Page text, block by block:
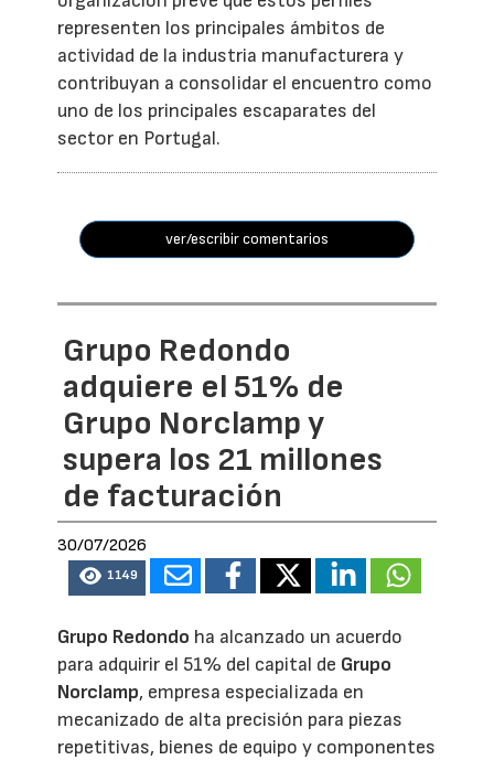
representen los principales ámbitos de
actividad de la industria manufacturera y
contribuyan a consolidar el encuentro como
uno de los principales escaparates del
sector en Portugal.
ver/escribir comentarios
Grupo Redondo
adquiere el 51% de
Grupo Norclamp y
supera los 21 millones
de facturación
30/07/2026
1149
Grupo Redondo ha alcanzado un acuerdo
para adquirir el 51% del capital de Grupo
Norclamp, empresa especializada en
mecanizado de alta precisión para piezas
repetitivas, bienes de equipo y componentes